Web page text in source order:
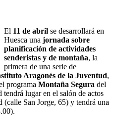
El 11 de abril se desarrollará en
Huesca una jornada sobre
planificación de actividades
senderistas y de montaña, la
primera de una serie de
Aragonés de la Juventud,
programa Montaña Segura del
lugar en el salón de actos
San Jorge, 65) y tendrá una